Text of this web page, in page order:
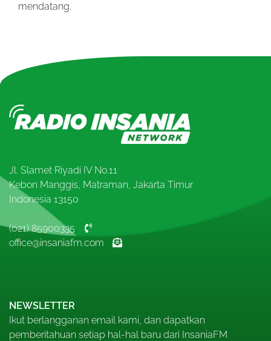
mendatang.
NEWSLETTER
Ikut berlangganan email kami, dan dapatkan
pemberitahuan setiap hal-hal baru dari InsaniaFM
Jl. Slamet Riyadi IV No.11
Kebon Manggis, Matraman, Jakarta Timur
Indonesia 13150
(021) 85900335
office@insaniafm.com